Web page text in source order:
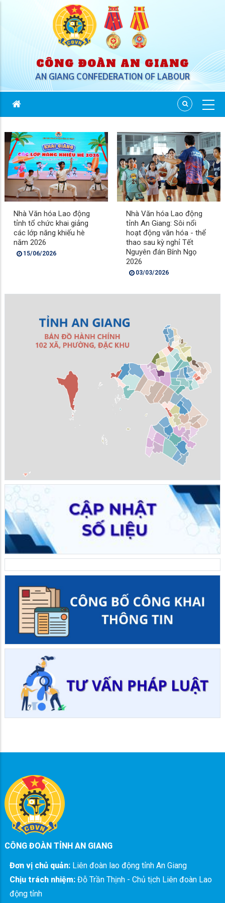
CÔNG ĐOÀN AN GIANG
AN GIANG CONFEDERATION OF LABOUR
Nhà Văn hóa Lao động
tỉnh tổ chức khai giảng
các lớp năng khiếu hè
năm 2026
15/06/2026
Nhà Văn hóa Lao động
tỉnh An Giang: Sôi nổi
hoạt động văn hóa - thể
thao sau kỳ nghỉ Tết
Nguyên đán Bính Ngọ
2026
03/03/2026
CÔNG ĐOÀN TỈNH AN GIANG
Đơn vị chủ quản: Liên đoàn lao động tỉnh An Giang
Chịu trách nhiệm: Đỗ Trần Thịnh - Chủ tịch Liên đoàn Lao
động tỉnh